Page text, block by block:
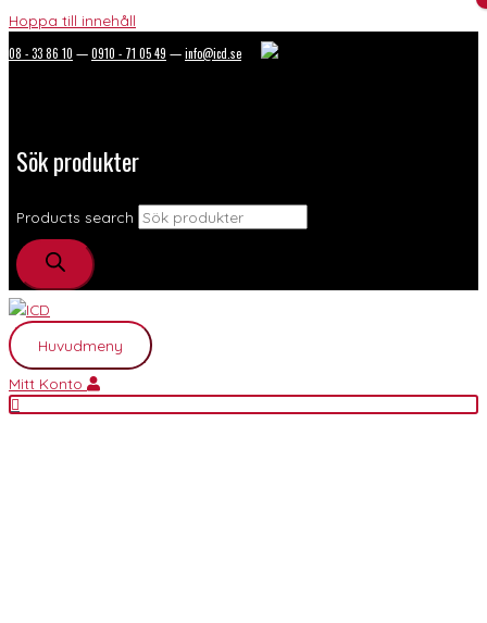
Hoppa till innehåll
08 - 33 86 10 —0910 - 71 05 49 —info@icd.se
Sök produkter
Products search
Huvudmeny
Mitt Konto